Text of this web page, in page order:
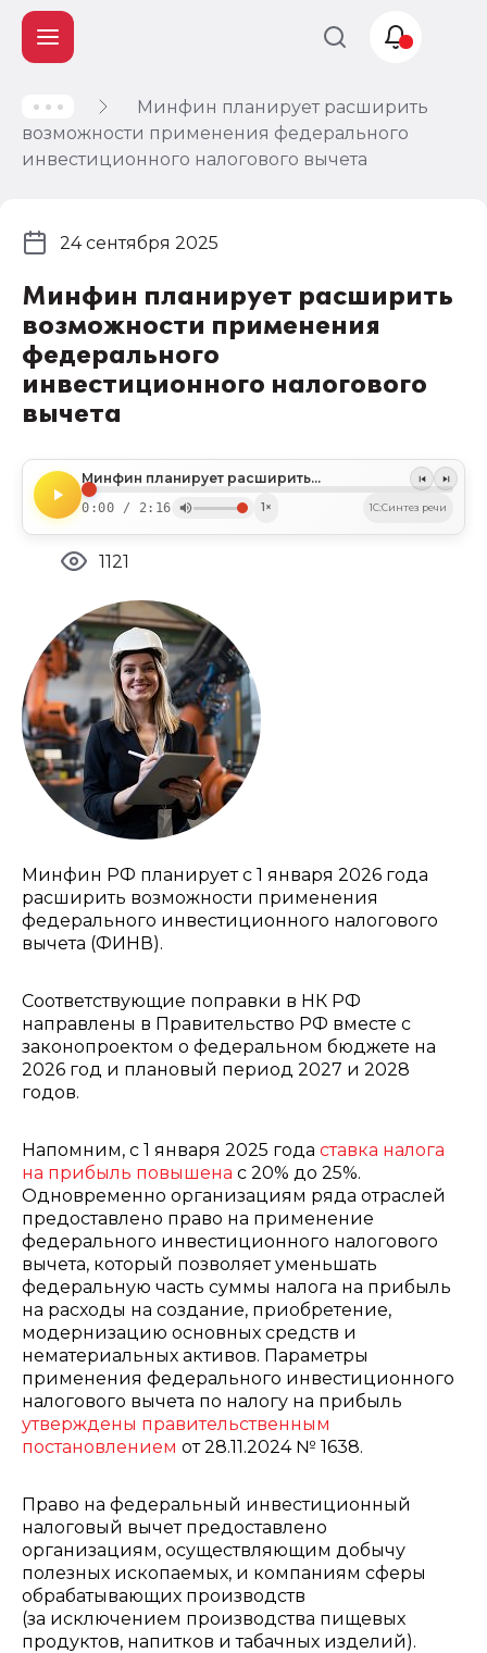
Минфин планирует расширить
возможности применения федерального
инвестиционного налогового вычета
Минфин планирует расширить
возможности применения
федерального
инвестиционного налогового
вычета
Минфин планирует расширить возможности применения федерального инвестиционного налогового вычета
0:00 / 2:16 1× 1C:Синтез речи
24 сентября 2025
1121
Минфин РФ планирует с 1 января 2026 года
расширить возможности применения
федерального инвестиционного налогового
вычета (ФИНВ).
Соответствующие поправки в НК РФ
направлены в Правительство РФ вместе с
законопроектом о федеральном бюджете на
2026 год и плановый период 2027 и 2028
годов.
Напомним, с 1 января 2025 года ставка налога
на прибыль повышена с 20% до 25%.
Одновременно организациям ряда отраслей
предоставлено право на применение
федерального инвестиционного налогового
вычета, который позволяет уменьшать
федеральную часть суммы налога на прибыль
на расходы на создание, приобретение,
модернизацию основных средств и
нематериальных активов. Параметры
применения федерального инвестиционного
налогового вычета по налогу на прибыль
утверждены правительственным
постановлением от 28.11.2024 № 1638.
Право на федеральный инвестиционный
налоговый вычет предоставлено
организациям, осуществляющим добычу
полезных ископаемых, и компаниям сферы
обрабатывающих производств
(за исключением производства пищевых
продуктов, напитков и табачных изделий).
Учет и
налогообложение